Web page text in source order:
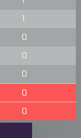
1
0
0
0
0
0